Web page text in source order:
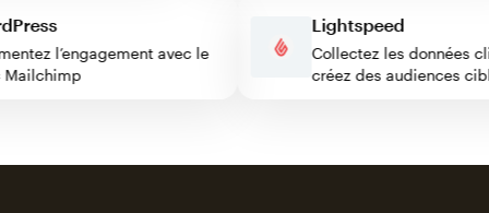
l’engagement avec le
Mailchimp
Lightspeed
Collectez les
créez des audiences